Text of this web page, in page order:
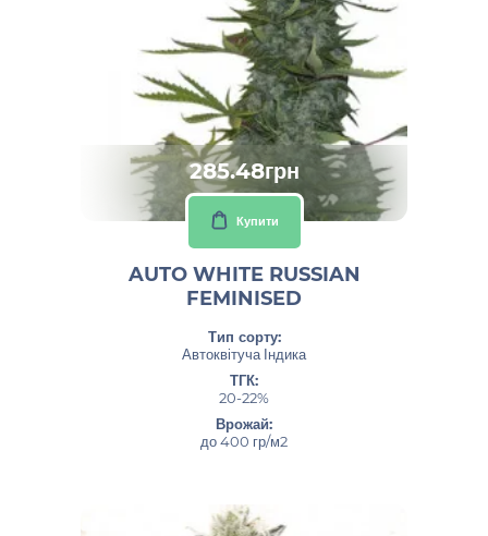
285.48грн
Купити
AUTO WHITE RUSSIAN
FEMINISED
Тип сорту:
Автоквітуча Індика
ТГК:
20-22%
Врожай:
до 400 гр/м2